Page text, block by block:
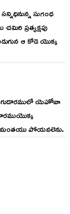
సుగంధ
ప్రత్యక్షపు
ఆ కోడె యొక్క
గుడారములో యెహోవా
పోయవలెను.